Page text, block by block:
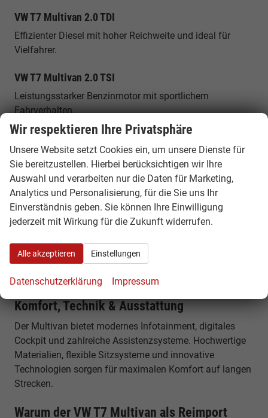
VW T7 Multivan 2.0 TDI
Effizienter Diesel mit hoher Reichweite und ideal für
Vielfahrer.
VW T7 Multivan 2.0 TSI
Leistungsstarker Benzinmotor mit sportlichem
Fahrverhalten.
VW T7 Multivan eHybrid
Plug-in-Hybrid mit elektrischem Fahranteil und hoher
Effizienz im Alltag.
Maße, Platz & Innenraum
Der VW T7 Multivan ist rund 4,97 bis 5,17 Meter lang
Innenraum mit verschiebbaren Sitzen und großem
Ladevolumen macht ihn zu einem der praktischsten
Vans seiner Klasse.
Komfort, Technik & Ausstattung
Der Multivan bietet modernes Infotainment, digitales
Cockpit und zahlreiche Assistenzsysteme. Hochwertige
Materialien, flexible Sitzsysteme und innovative
Technologien sorgen für maximalen Komfort auf langen
Strecken.
Warum der VW T7 Multivan als Reimport
Wir respektieren Ihre Privatsphäre
Unsere Website setzt Cookies ein, um unsere Dienste für
Sie bereitzustellen. Hierbei berücksichtigen wir Ihre
Auswahl und verarbeiten nur die Daten für Marketing,
Analytics und Personalisierung, für die Sie uns Ihr
Einverständnis geben. Sie können Ihre Einwilligung
jederzeit mit Wirkung für die Zukunft widerrufen.
Alle akzeptieren Einstellungen
Datenschutzerklärung Impressum